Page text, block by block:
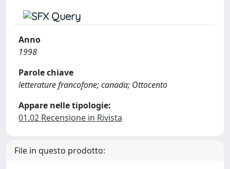
Anno
1998
Parole chiave
letterature francofone; canada; Ottocento
Appare nelle tipologie:
01.02 Recensione in Rivista
File in questo prodotto: